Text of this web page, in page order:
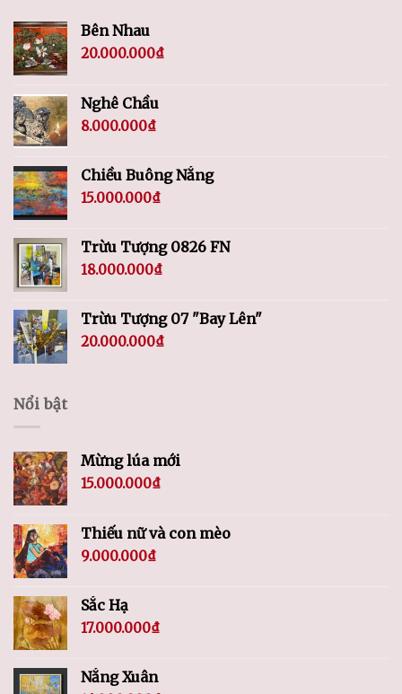
Bên Nhau
20.000.000₫
Nghê Chầu
8.000.000₫
Chiều Buông Nắng
15.000.000₫
Trừu Tượng 0826 FN
18.000.000₫
Trừu Tượng 07 "Bay Lên"
20.000.000₫
Nổi bật
Mừng lúa mới
15.000.000₫
Thiếu nữ và con mèo
9.000.000₫
Sắc Hạ
17.000.000₫
Nắng Xuân